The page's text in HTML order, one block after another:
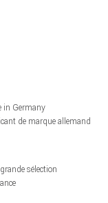
in Germany
de marque allemand
sélection